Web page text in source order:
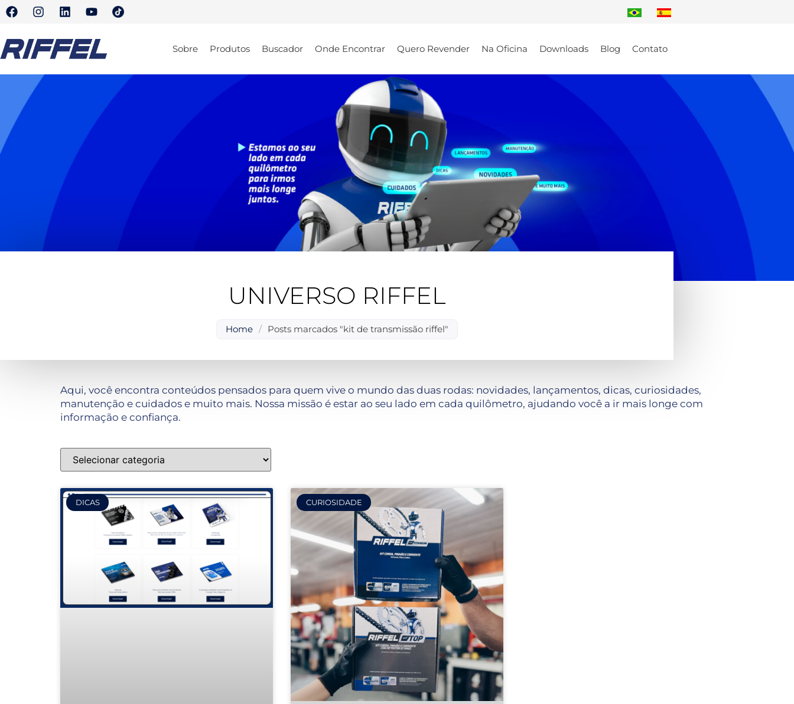
Sobre Produtos Buscador Onde Encontrar Quero Revender Na Oficina Downloads Blog Contato
UNIVERSO RIFFEL
Home / Posts marcados "kit de transmissão riffel"
Aqui, você encontra conteúdos pensados para quem vive o mundo das duas rodas: novidades, lançamentos, dicas, curiosidades,
manutenção e cuidados e muito mais. Nossa missão é estar ao seu lado em cada quilômetro, ajudando você a ir mais longe com
informação e confiança.
DICAS CURIOSIDADE